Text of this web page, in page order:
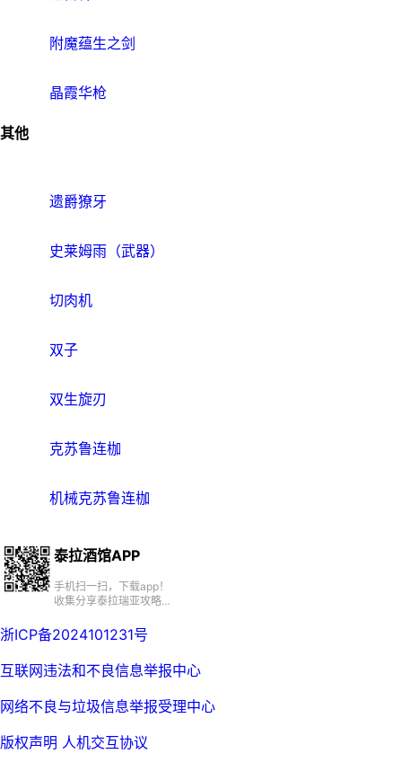
附魔蕴生之剑
晶霞华枪
其他
遗爵獠牙
史莱姆雨（武器）
切肉机
双子
双生旋刃
克苏鲁连枷
机械克苏鲁连枷
泰拉酒馆APP
手机扫一扫，下载app！
收集分享泰拉瑞亚攻略、
浙ICP备2024101231号
互联网违法和不良信息举报中心
网络不良与垃圾信息举报受理中心
版权声明 人机交互协议